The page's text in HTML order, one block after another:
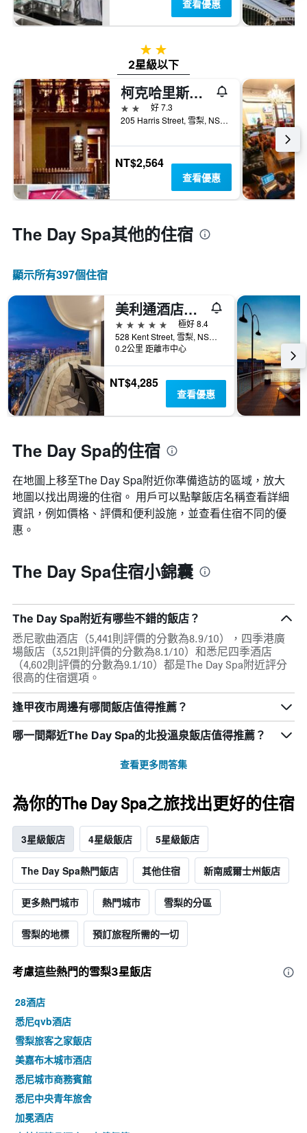
查看優惠
2星級
2星級以下
柯克哈里斯酒店 - 皮爾蒙特
2星級
好 7.3
205 Harris Street, 雪梨, NSW, 澳洲
NT$2,564
查看優惠
The Day Spa​其他的住宿
顯示所有397​個住宿
美利通酒店式公寓-肯特街
5星級
極好 8.4
528 Kent Street, 雪梨, NSW, 澳洲
0.2公里 距離市中心
NT$4,285
查看優惠
The Day Spa的住宿
在地圖上移至The Day Spa​​附近你準備造訪的區域，放大
地圖以找出周邊的住宿。 用戶可以點擊飯店名稱查看詳細
資訊，例如價格、評價和便利設施，並查看住宿不同的優
惠。
The Day Spa住宿小錦囊
The Day Spa附近有哪些不錯的飯店？
悉尼歌曲酒店（5,441則評價的分數為8.9/10），四季港廣
場飯店（3,521則評價的分數為8.1/10）和悉尼四季酒店
（4,602則評價的分數為9.1/10）都是The Day Spa附近評分
很高的住宿選項。
逢甲夜市周邊有哪間飯店值得推薦？
哪一間鄰近The Day Spa的北投溫泉飯店值得推薦？
查看更多問答集
為你的The Day Spa之旅找出更好的住宿
3星級飯店 4星級飯店 5星級飯店
The Day Spa熱門飯店 其他住宿 新南威爾士州飯店
更多熱門城市 熱門城市 雪梨的分區
雪梨的地標 預訂旅程所需的一切
考慮這些熱門的雪梨3星​飯店
28酒店
悉尼qvb酒店
雪梨旅客之家飯店
美嘉布木城市酒店
悉尼城市商務賓館
悉尼中央青年旅舍
加冕酒店